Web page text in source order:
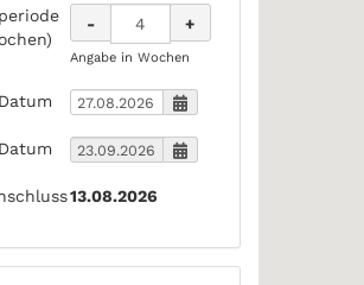
- +
Angabe in Wochen
13.08.2026